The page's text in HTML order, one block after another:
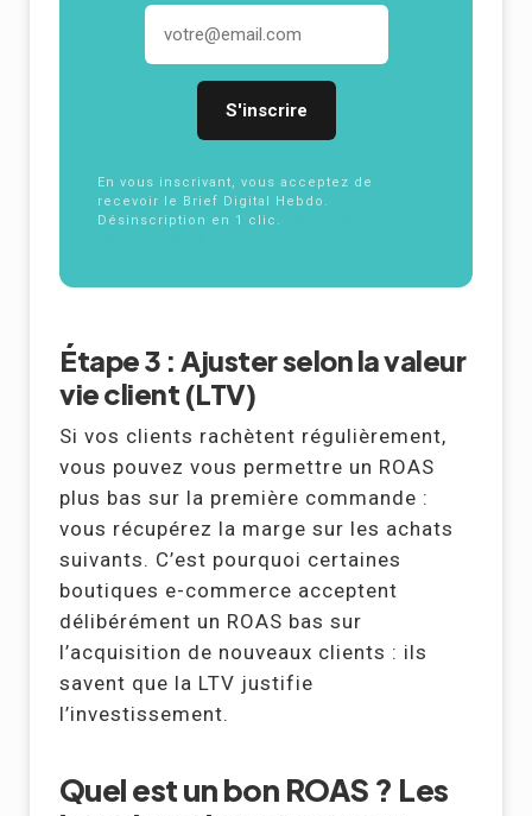
En vous inscrivant, vous acceptez de
recevoir le Brief Digital Hebdo.
Désinscription en 1 clic.
Étape 3 : Ajuster selon la valeur
vie client (LTV)
Si vos clients rachètent régulièrement,
vous pouvez vous permettre un ROAS
plus bas sur la première commande :
vous récupérez la marge sur les achats
suivants. C’est pourquoi certaines
boutiques e-commerce acceptent
délibérément un ROAS bas sur
l’acquisition de nouveaux clients : ils
savent que la LTV justifie
l’investissement.
Quel est un bon ROAS ? Les